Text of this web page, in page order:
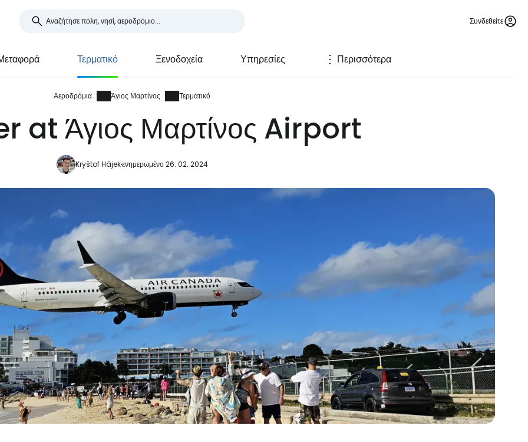
Συνδεθείτε
Τερματικό Ξενοδοχεία Υπηρεσίες Περισσότερα
Αεροδρόμια Άγιος Μαρτίνος Τερματικό
at Άγιος Μαρτίνος Airport
Kryštof Hájekενημερωμένο 26. 02. 2024